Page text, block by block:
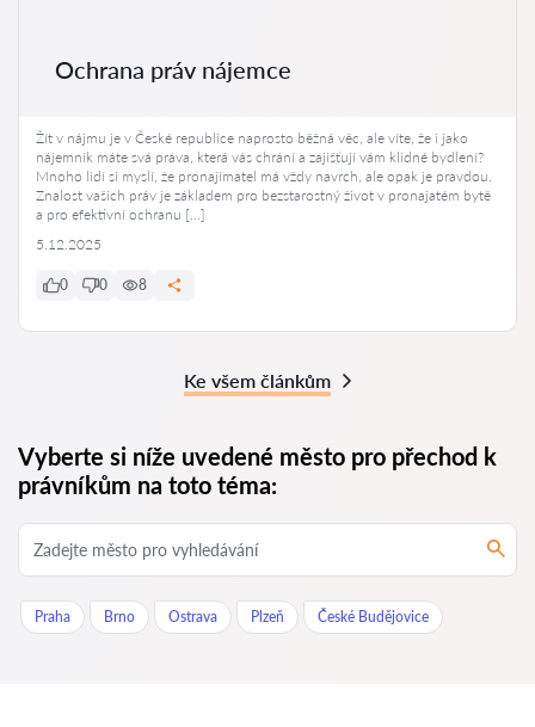
Ochrana práv nájemce
Žít v nájmu je v České republice naprosto běžná věc, ale víte, že i jako
nájemník máte svá práva, která vás chrání a zajišťují vám klidné bydlení?
Mnoho lidí si myslí, že pronajímatel má vždy navrch, ale opak je pravdou.
Znalost vašich práv je základem pro bezstarostný život v pronajatém bytě
a pro efektivní ochranu […]
5.12.2025
0 0 8
Ke všem článkům
Vyberte si níže uvedené město pro přechod k
právníkům na toto téma:
Praha Brno Ostrava Plzeň České Budějovice